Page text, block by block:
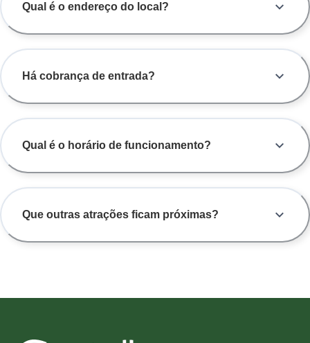
Qual é o endereço do local?
Há cobrança de entrada?
Qual é o horário de funcionamento?
Que outras atrações ficam próximas?